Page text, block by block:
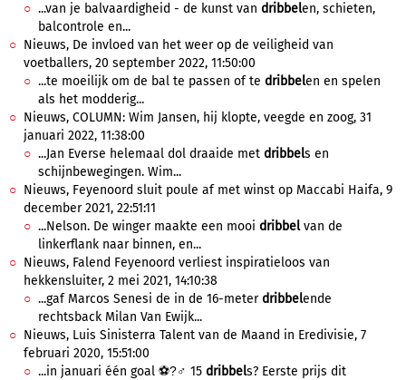
...van je balvaardigheid - de kunst van dribbelen, schieten,
balcontrole en...
Nieuws, De invloed van het weer op de veiligheid van
voetballers, 20 september 2022, 11:50:00
...te moeilijk om de bal te passen of te dribbelen en spelen
als het modderig...
Nieuws, COLUMN: Wim Jansen, hij klopte, veegde en zoog, 31
januari 2022, 11:38:00
...Jan Everse helemaal dol draaide met dribbels en
schijnbewegingen. Wim...
Nieuws, Feyenoord sluit poule af met winst op Maccabi Haifa, 9
december 2021, 22:51:11
...Nelson. De winger maakte een mooi dribbelvan de
linkerflank naar binnen, en...
Nieuws, Falend Feyenoord verliest inspiratieloos van
hekkensluiter, 2 mei 2021, 14:10:38
...gaf Marcos Senesi de in de 16-meterdribbelende
rechtsback Milan Van Ewijk...
Nieuws, Luis Sinisterra Talent van de Maand in Eredivisie, 7
februari 2020, 15:51:00
...in januari één goal ⚽?‍♂ 15 dribbels? Eerste prijs dit